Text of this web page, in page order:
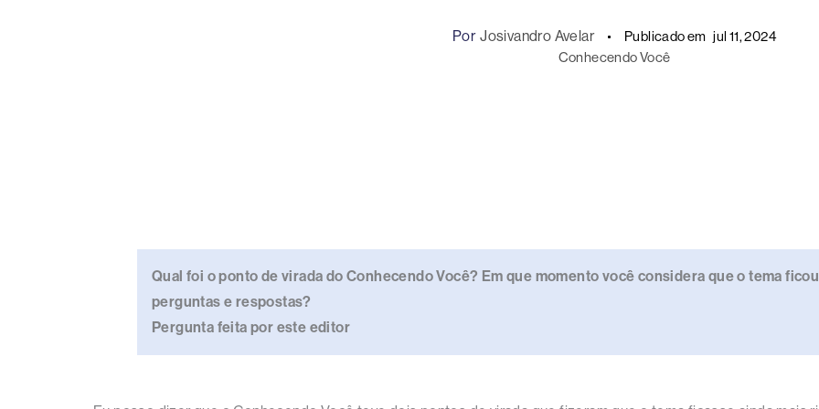
Por Josivandro Avelar Publicado em jul 11, 2024
Conhecendo Você
Qual foi o ponto de virada do Conhecendo Você? Em que momento você considera que o tema
perguntas e respostas?
Pergunta feita por este editor